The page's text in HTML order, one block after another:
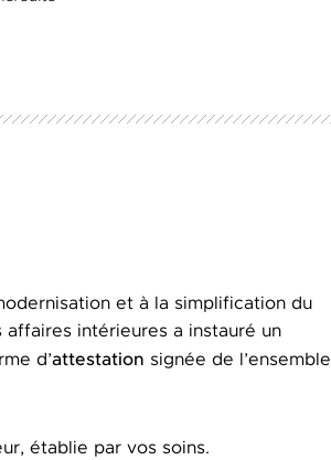
et à la simplification du
intérieures a instauré un
d’attestation signée de l’ensemble
établie par vos soins.